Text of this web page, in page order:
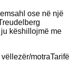
ose në një
këshillojmë me
motraTarifë